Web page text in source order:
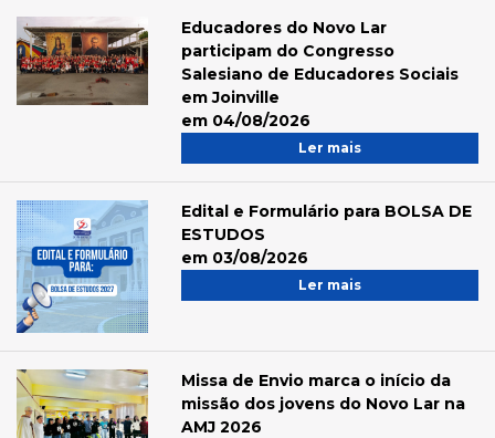
Educadores do Novo Lar
participam do Congresso
Salesiano de Educadores Sociais
em Joinville
em 04/08/2026
Ler mais
Edital e Formulário para BOLSA DE
ESTUDOS
em 03/08/2026
Ler mais
Missa de Envio marca o início da
missão dos jovens do Novo Lar na
AMJ 2026